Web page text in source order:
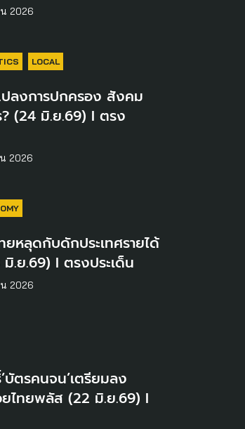
2026
LOCAL
ลงการปกครอง สังคม
? (24 มิ.ย.69) I ตรง
2026
ยหลุดกับดักประเทศรายได้
.ย.69) I ตรงประเด็น
2026
ตรคนจน’เตรียมลง
ยไทยพลัส (22 มิ.ย.69) I